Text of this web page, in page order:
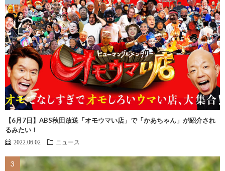
【6月7日】ABS秋田放送「オモウマい店」で「かあちゃん」が紹介され
るみたい！
2022.06.02 ニュース